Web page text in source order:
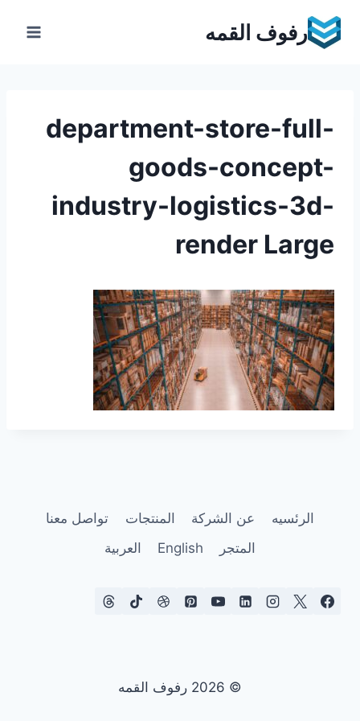
content
رفوف القمه
department-store-full-
goods-concept-
industry-logistics-3d-
render Large
الرئسيه عن الشركة المنتجات
تواصل معنا
المتجر
English العربية
© 2026 رفوف القمه